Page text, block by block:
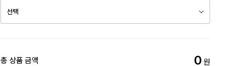
총 상품 금액 0 원